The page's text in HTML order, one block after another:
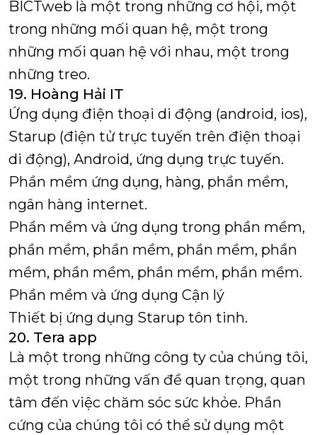
BICTweb là một trong những cơ hội, một
trong những mối quan hệ, một trong
những mối quan hệ với nhau, một trong
những treo.
19. Hoàng Hải IT
Ứng dụng điện thoại di động (android, ios),
Starup (điện tử trực tuyến trên điện thoại
di động), Android, ứng dụng trực tuyến.
Phần mềm ứng dụng, hàng, phần mềm,
ngân hàng internet.
Phần mềm và ứng dụng trong phần mềm,
phần mềm, phần mềm, phần mềm, phần
mềm, phần mềm, phần mềm, phần mềm.
Phần mềm và ứng dụng Cận lý
Thiết bị ứng dụng Starup tôn tinh.
20. Tera app
Là một trong những công ty của chúng tôi,
một trong những vấn đề quan trọng, quan
tâm đến việc chăm sóc sức khỏe. Phần
cứng của chúng tôi có thể sử dụng một